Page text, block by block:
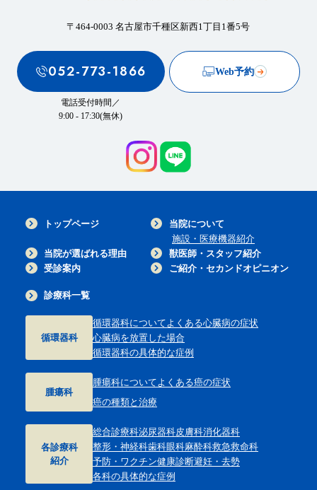
〒464-0003 名古屋市千種区新西1丁目1番5号
052-773-1866
電話受付時間／
9:00 - 17:30(無休)
Web予約
トップページ
当院について
施設・医療機器紹介
当院が選ばれる理由
獣医師・スタッフ紹介
受診案内
ご紹介・セカンドオピニオン
診療科一覧
循環器科
循環器科についてよくある心臓病の症状
心臓病を放置した場合
循環器科の具体的な症例
腫瘍科
腫瘍科についてよくある癌の症状
癌の種類と治療
各診療科
紹介
総合診療科泌尿器科皮膚科消化器科
整形・神経科歯科眼科麻酔科救急救命科
予防・ワクチン健康診断避妊・去勢
各科の具体的な症例